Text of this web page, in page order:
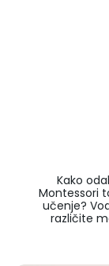
Kako
Montessori
učenje?
različite